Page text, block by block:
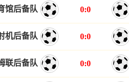
馆后备队 0:0
机后备队 0:0
联后备队 0:0